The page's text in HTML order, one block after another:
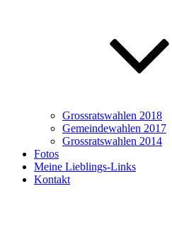
Grossratswahlen 2018
Gemeindewahlen 2017
Grossratswahlen 2014
Fotos
Meine Lieblings-Links
Kontakt